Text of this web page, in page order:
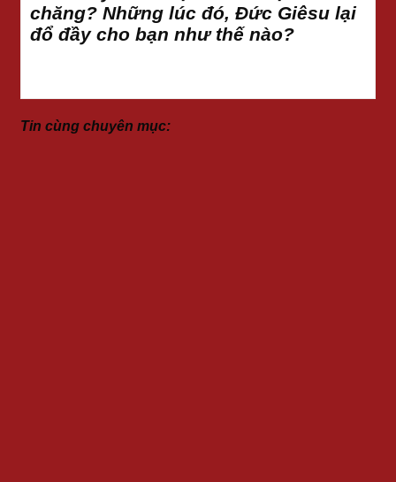
chăng? Những lúc đó, Đức Giêsu lại
đổ đầy cho bạn như thế nào?
Tin cùng chuyên mục: